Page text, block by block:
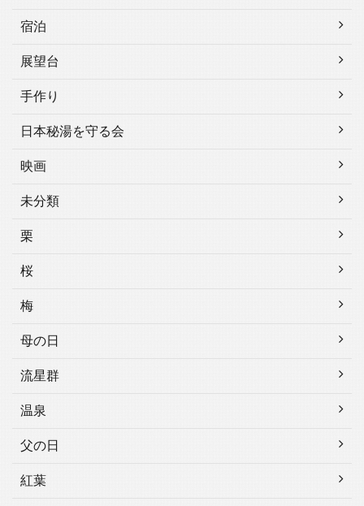
宿泊
展望台
手作り
日本秘湯を守る会
映画
未分類
栗
桜
梅
母の日
流星群
温泉
父の日
紅葉